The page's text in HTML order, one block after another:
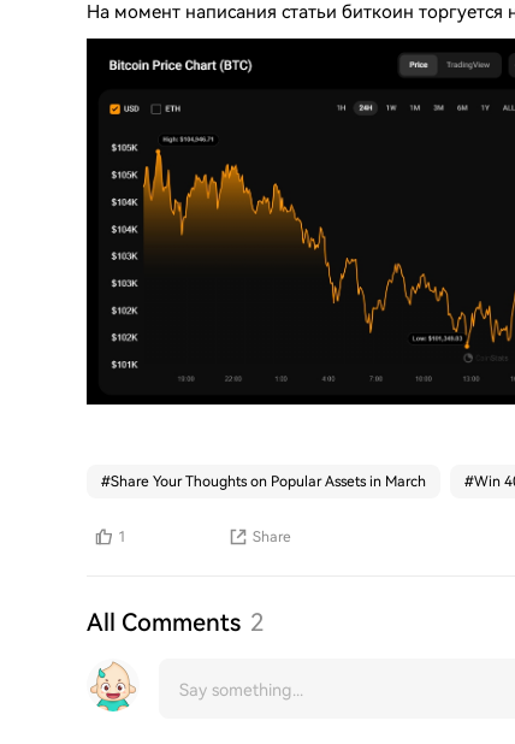
На момент написания статьи биткоин торгуется
#Share Your Thoughts on Popular Assets in March #Win
1 Share
All Comments 2